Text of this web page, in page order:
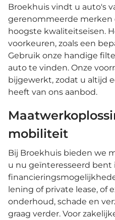
Broekhuis vindt u auto's
gerenommeerde merken
hoogste kwaliteitseisen.
voorkeuren, zoals een
Gebruik onze handige
auto te vinden. Onze
bijgewerkt, zodat u altijd
heeft van ons aanbod.
mobiliteit
Bij Broekhuis bieden we
u nu geïnteresseerd bent
lening of private lease, of
onderhoud, schade en
graag verder. Voor